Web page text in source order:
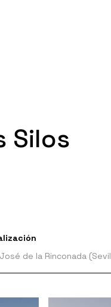
Silos
de la Rinconada